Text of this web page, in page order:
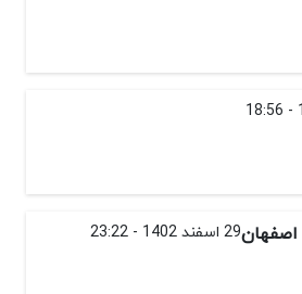
29 اسفند 1402 - 23:22